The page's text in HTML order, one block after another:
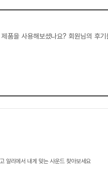
제품을 사용해보셨나요? 회원님의 후
알리에서 내게 맞는 사운드 찾아보세요